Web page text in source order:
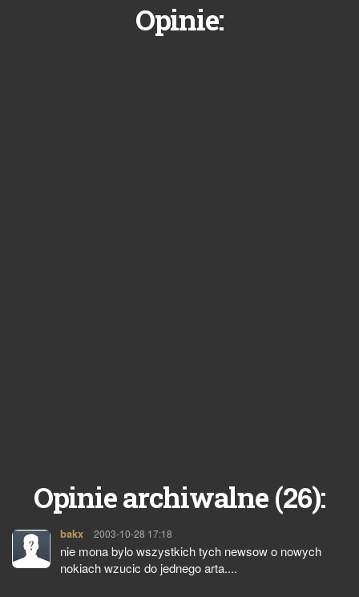
Opinie:
Opinie archiwalne (26):
bakx pisze:
2003-10-28 17:18
nie mona bylo wszystkich tych newsow o nowych
nokiach wzucic do jednego arta....